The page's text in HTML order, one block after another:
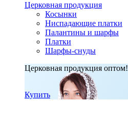
Церковная продукция
Косынки
Ниспадающие платки
Палантины и шарфы
Платки
Шарфы-снуды
Церковная продукция оптом!
Купить